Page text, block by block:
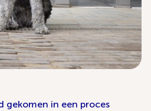
gekomen in een proces